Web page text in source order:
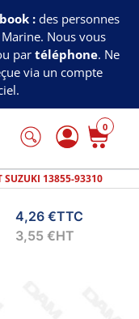
: des personnes
Nous vous
par téléphone. Ne
via un compte
0
SUZUKI 13855-93310
4,26 €TTC
3,55 €HT